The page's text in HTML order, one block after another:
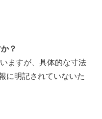
？
ますが、具体的な寸法
に明記されていないた